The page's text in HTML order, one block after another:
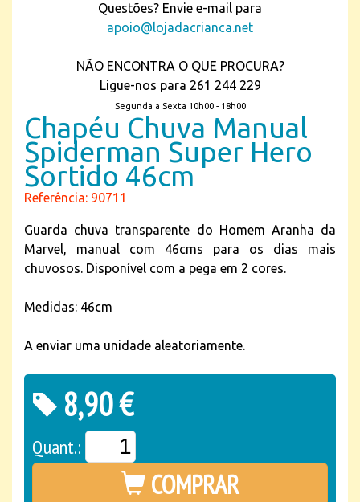
Questões? Envie e-mail para
apoio@lojadacrianca.net
NÃO ENCONTRA O QUE PROCURA?
Ligue-nos para 261 244 229
Segunda a Sexta 10h00 - 18h00
Chapéu Chuva Manual
Spiderman Super Hero
Sortido 46cm
Referência: 90711
Guarda chuva transparente do Homem Aranha da
Marvel, manual com 46cms para os dias mais
chuvosos. Disponível com a pega em 2 cores.
Medidas: 46cm
A enviar uma unidade aleatoriamente.
8,90 €
Quant.:
COMPRAR